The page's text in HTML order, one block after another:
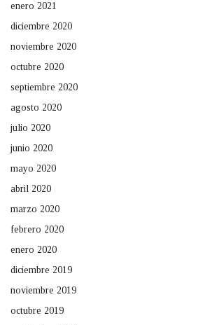
enero 2021
diciembre 2020
noviembre 2020
octubre 2020
septiembre 2020
agosto 2020
julio 2020
junio 2020
mayo 2020
abril 2020
marzo 2020
febrero 2020
enero 2020
diciembre 2019
noviembre 2019
octubre 2019